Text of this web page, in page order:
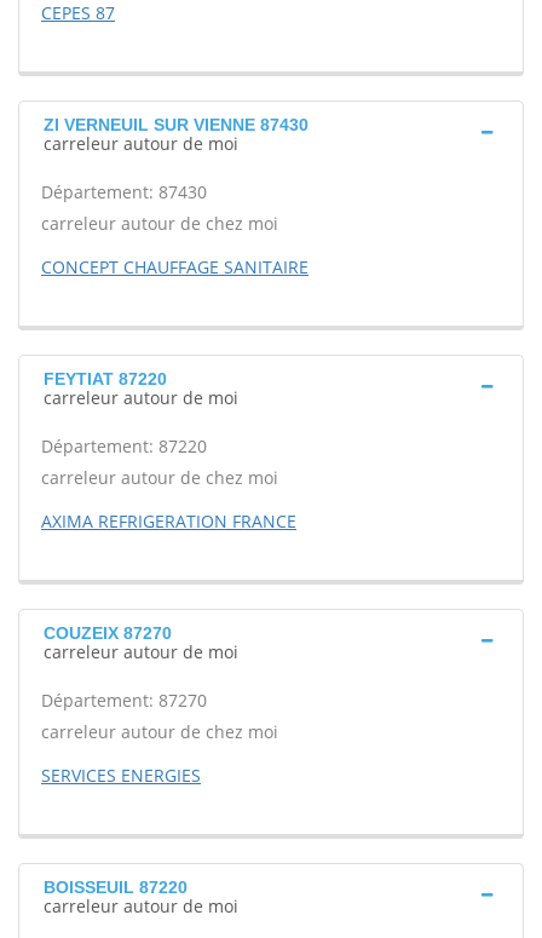
CEPES 87
ZI VERNEUIL SUR VIENNE 87430
carreleur autour de moi
Département: 87430
carreleur autour de chez moi
CONCEPT CHAUFFAGE SANITAIRE
FEYTIAT 87220
carreleur autour de moi
Département: 87220
carreleur autour de chez moi
AXIMA REFRIGERATION FRANCE
COUZEIX 87270
carreleur autour de moi
Département: 87270
carreleur autour de chez moi
SERVICES ENERGIES
BOISSEUIL 87220
carreleur autour de moi